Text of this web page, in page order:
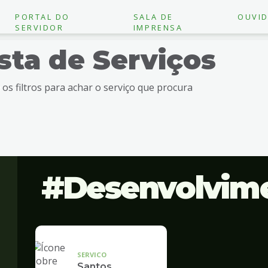
PORTAL DO
SERVIDOR
SALA DE
IMPRENSA
de Serviços
os filtros para achar o serviço que procura
SERVICO